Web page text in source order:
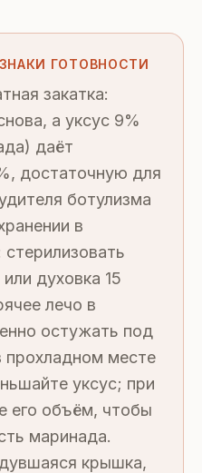
ГОТОВНОСТИ
закатка:
а уксус 9%
даёт
достаточную для
ботулизма
в
духовка 15
лечо в
остужать под
прохладном месте
уксус; при
его объём, чтобы
маринада.
крышка,